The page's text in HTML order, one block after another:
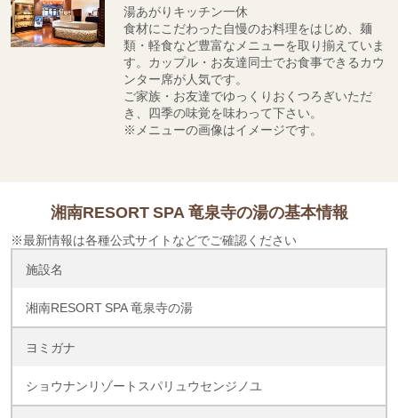
湯あがりキッチン一休
食材にこだわった自慢のお料理をはじめ、麺
類・軽食など豊富なメニューを取り揃えていま
す。カップル・お友達同士でお食事できるカウ
ンター席が人気です。
ご家族・お友達でゆっくりおくつろぎいただ
き、四季の味覚を味わって下さい。
※メニューの画像はイメージです。
湘南RESORT SPA 竜泉寺の湯の基本情報
※最新情報は各種公式サイトなどでご確認ください
施設名
湘南RESORT SPA 竜泉寺の湯
ヨミガナ
ショウナンリゾートスパリュウセンジノユ